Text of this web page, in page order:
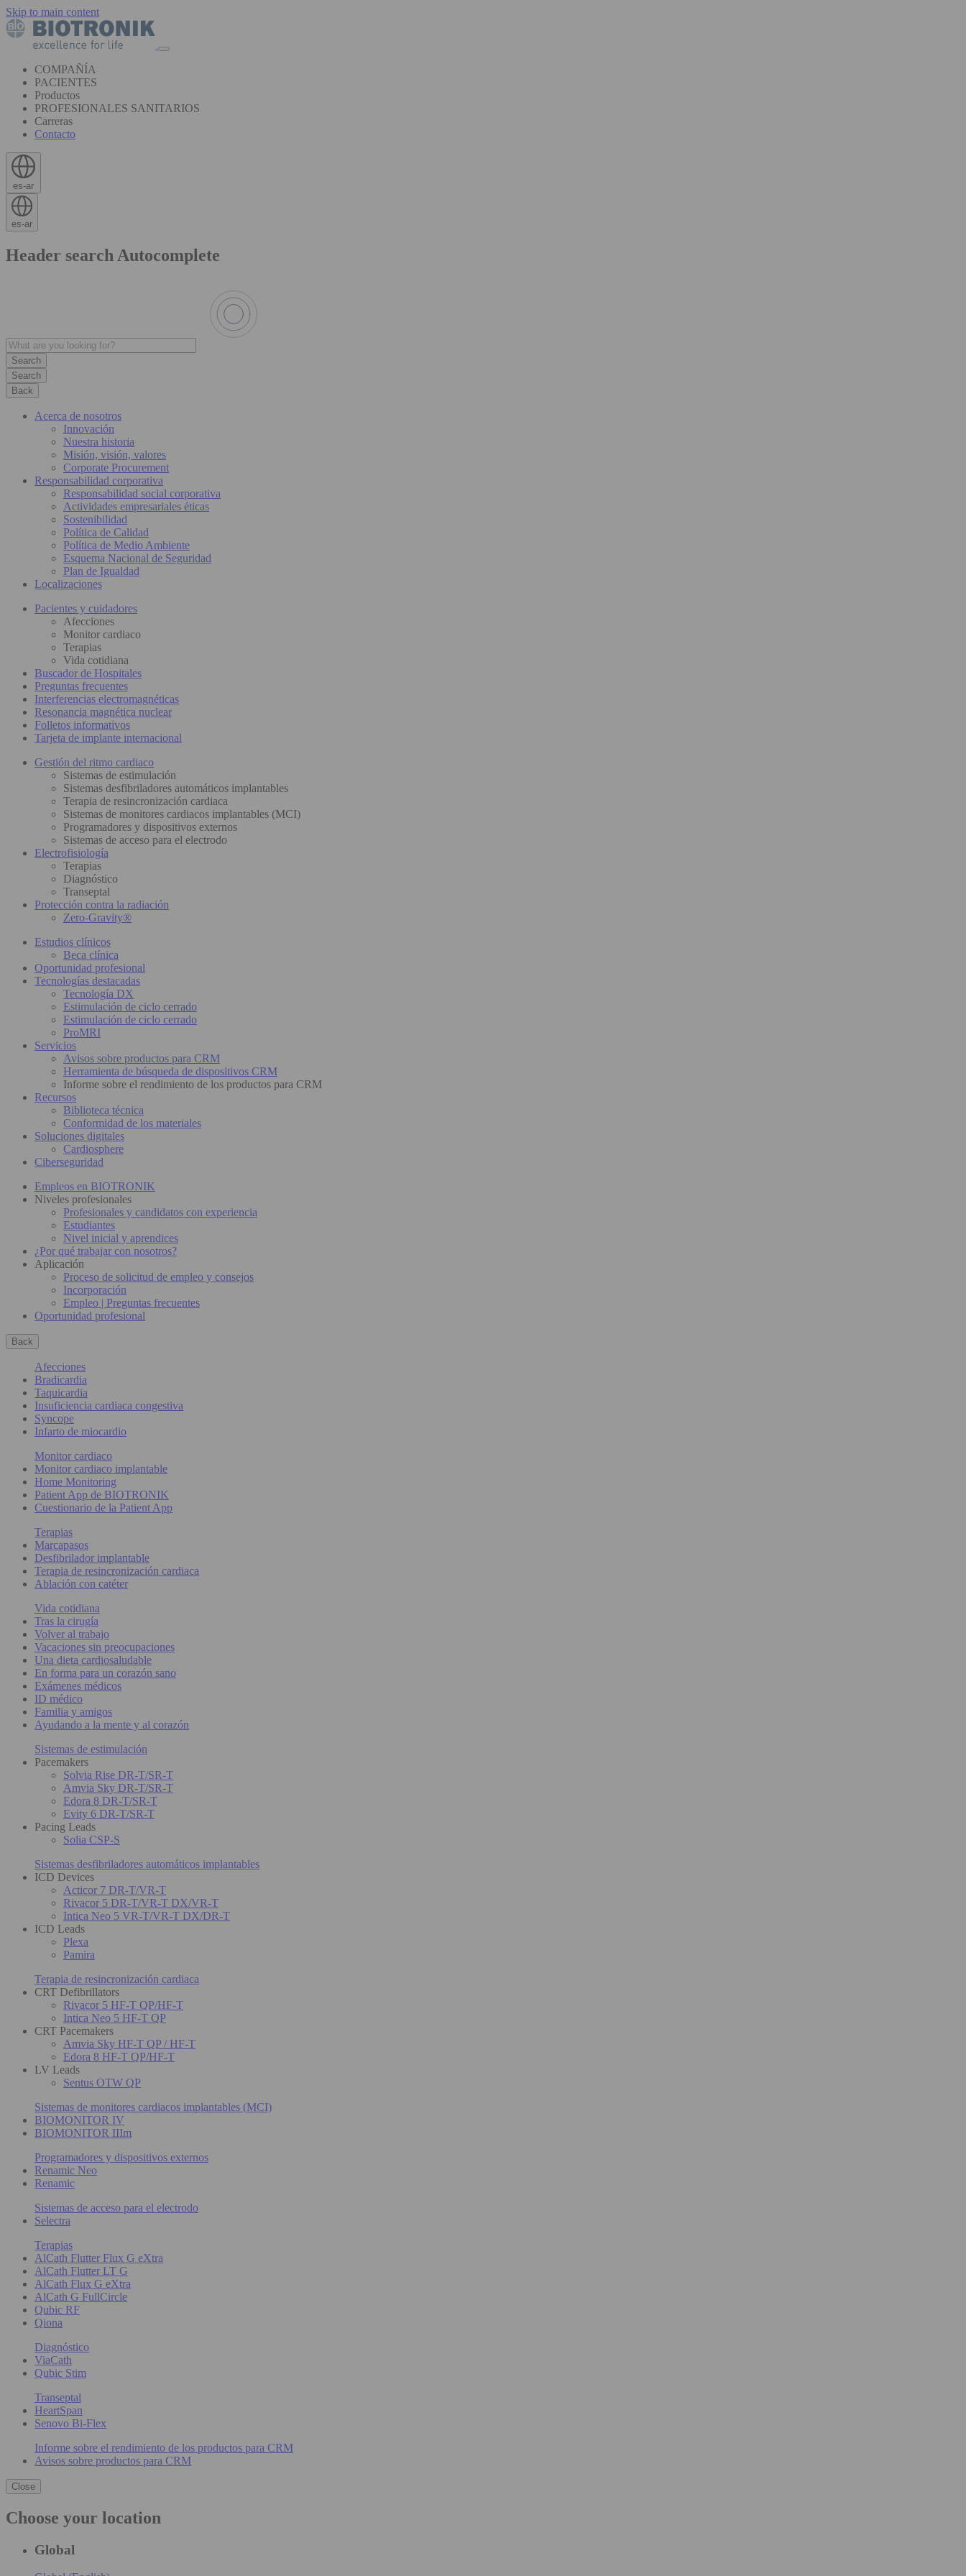
Skip to main content
COMPAÑÍA
PACIENTES
Productos
PROFESIONALES SANITARIOS
Carreras
Contacto
es-ar
es-ar
Header search Autocomplete
Search
Back
Acerca de nosotros
Innovación
Nuestra historia
Misión, visión, valores
Corporate Procurement
Responsabilidad corporativa
Responsabilidad social corporativa
Actividades empresariales éticas
Sostenibilidad
Política de Calidad
Política de Medio Ambiente
Esquema Nacional de Seguridad
Plan de Igualdad
Localizaciones
Pacientes y cuidadores
Afecciones
Monitor cardiaco
Terapias
Vida cotidiana
Buscador de Hospitales
Preguntas frecuentes
Interferencias electromagnéticas
Resonancia magnética nuclear
Folletos informativos
Tarjeta de implante internacional
Gestión del ritmo cardiaco
Sistemas de estimulación
Sistemas desfibriladores automáticos implantables
Terapia de resincronización cardiaca
Sistemas de monitores cardiacos implantables (MCI)
Programadores y dispositivos externos
Sistemas de acceso para el electrodo
Electrofisiología
Terapias
Diagnóstico
Transeptal
Protección contra la radiación
Zero-Gravity®
Estudios clínicos
Beca clínica
Oportunidad profesional
Tecnologías destacadas
Tecnología DX
Estimulación de ciclo cerrado
Estimulación de ciclo cerrado
ProMRI
Servicios
Avisos sobre productos para CRM
Herramienta de búsqueda de dispositivos CRM
Informe sobre el rendimiento de los productos para CRM
Recursos
Biblioteca técnica
Conformidad de los materiales
Soluciones digitales
Cardiosphere
Ciberseguridad
Empleos en BIOTRONIK
Niveles profesionales
Profesionales y candidatos con experiencia
Estudiantes
Nivel inicial y aprendices
¿Por qué trabajar con nosotros?
Aplicación
Proceso de solicitud de empleo y consejos
Incorporación
Empleo | Preguntas frecuentes
Oportunidad profesional
Back
Afecciones
Bradicardia
Taquicardia
Insuficiencia cardiaca congestiva
Syncope
Infarto de miocardio
Monitor cardiaco
Monitor cardiaco implantable
Home Monitoring
Patient App de BIOTRONIK
Cuestionario de la Patient App
Terapias
Marcapasos
Desfibrilador implantable
Terapia de resincronización cardiaca
Ablación con catéter
Vida cotidiana
Tras la cirugía
Volver al trabajo
Vacaciones sin preocupaciones
Una dieta cardiosaludable
En forma para un corazón sano
Exámenes médicos
ID médico
Familia y amigos
Ayudando a la mente y al corazón
Sistemas de estimulación
Pacemakers
Solvia Rise DR-T/SR-T
Amvia Sky DR-T/SR-T
Edora 8 DR-T/SR-T
Evity 6 DR-T/SR-T
Pacing Leads
Solia CSP-S
Sistemas desfibriladores automáticos implantables
ICD Devices
Acticor 7 DR-T/VR-T
Rivacor 5 DR-T/VR-T DX/VR-T
Intica Neo 5 VR-T/VR-T DX/DR-T
ICD Leads
Plexa
Pamira
Terapia de resincronización cardiaca
CRT Defibrillators
Rivacor 5 HF-T QP/HF-T
Intica Neo 5 HF-T QP
CRT Pacemakers
Amvia Sky HF-T QP / HF-T
Edora 8 HF-T QP/HF-T
LV Leads
Sentus OTW QP
Sistemas de monitores cardiacos implantables (MCI)
BIOMONITOR IV
BIOMONITOR IIIm
Programadores y dispositivos externos
Renamic Neo
Renamic
Sistemas de acceso para el electrodo
Selectra
Terapias
AlCath Flutter Flux G eXtra
AlCath Flutter LT G
AlCath Flux G eXtra
AlCath G FullCircle
Qubic RF
Qiona
Diagnóstico
ViaCath
Qubic Stim
Transeptal
HeartSpan
Senovo Bi-Flex
Informe sobre el rendimiento de los productos para CRM
Avisos sobre productos para CRM
Close
Choose your location
Global